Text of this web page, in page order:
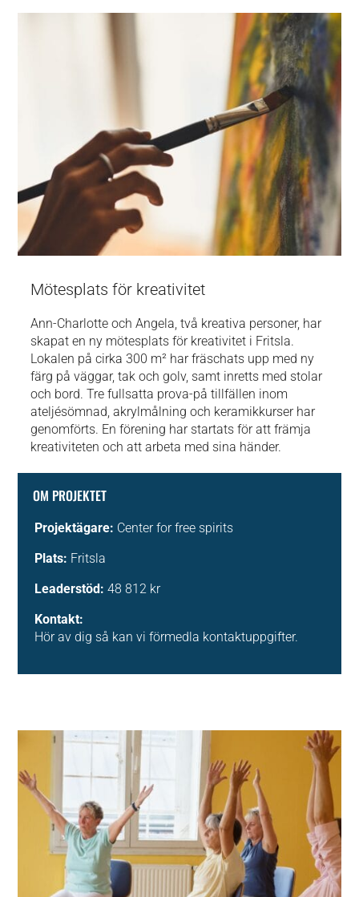
Mötesplats för kreativitet
Ann-Charlotte och Angela, två kreativa personer, har
skapat en ny mötesplats för kreativitet i Fritsla.
Lokalen på cirka 300 m² har fräschats upp med ny
färg på väggar, tak och golv, samt inretts med stolar
och bord. Tre fullsatta prova-på tillfällen inom
ateljésömnad, akrylmålning och keramikkurser har
genomförts. En förening har startats för att främja
kreativiteten och att arbeta med sina händer.
OM PROJEKTET
Projektägare: Center for free spirits
Plats: Fritsla
Leaderstöd: 48 812 kr
Kontakt:
Hör av dig så kan vi förmedla kontaktuppgifter.